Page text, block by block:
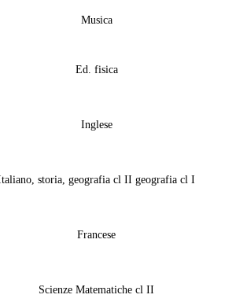
Musica
Ed. fisica
Inglese
storia, geografia cl II geografia cl I
Francese
Scienze Matematiche cl II